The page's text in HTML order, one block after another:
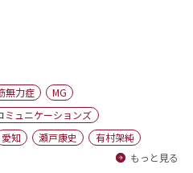
無力症
MG
ミュニケーションズ
愛知 瀬戸康史
有村架純
もっと見る